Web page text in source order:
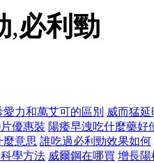
,必利勁
愛力和萬艾可的區別 威而猛
優惠裝 陽痿早洩吃什麼藥好
麼意思 誰吃過必利勁效果如何
學方法 威爾鋼在哪買 增長陽